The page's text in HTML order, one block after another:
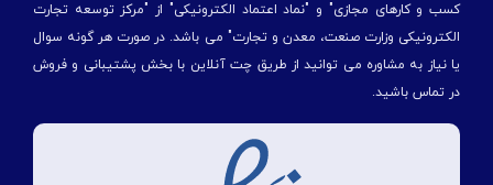
کسب و کارهای مجازی" و "نماد اعتماد الکترونیکی" از "مركز توسعه تجارت
الكترونیكی وزارت صنعت، معدن و تجارت" می باشد. در صورت هر گونه سوال
یا نیاز به مشاوره می توانید از طریق چت آنلاین با بخش پشتیبانی و فروش
در تماس باشید.